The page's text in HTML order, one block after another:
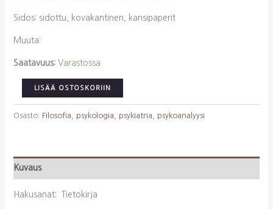
Sidos: sidottu, kovakantinen, kansipaperit
Muuta:
Saatavuus: Varastossa
Fromm,
Erich:
Freud
LISÄÄ OSTOSKORIIN
Osasto: Filosofia, psykologia, psykiatria, psykoanalyysi
Kuvaus
Hakusanat: Tietokirja